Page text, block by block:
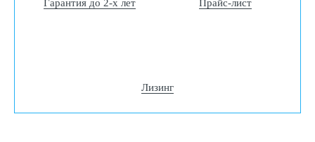
Гарантия до 2-х лет Прайс-лист
Лизинг